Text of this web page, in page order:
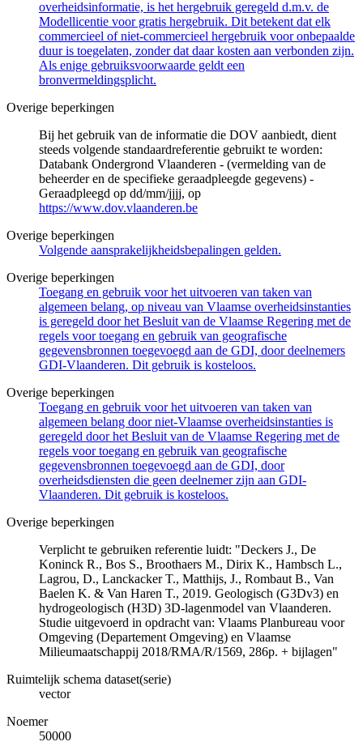
overheidsinformatie, is het hergebruik geregeld d.m.v. de
Modellicentie voor gratis hergebruik. Dit betekent dat elk
commercieel of niet-commercieel hergebruik voor onbepaalde
duur is toegelaten, zonder dat daar kosten aan verbonden zijn.
Als enige gebruiksvoorwaarde geldt een
bronvermeldingsplicht.
Overige beperkingen
Bij het gebruik van de informatie die DOV aanbiedt, dient
steeds volgende standaardreferentie gebruikt te worden:
Databank Ondergrond Vlaanderen - (vermelding van de
beheerder en de specifieke geraadpleegde gegevens) -
Geraadpleegd op dd/mm/jjjj, op
https://www.dov.vlaanderen.be
Overige beperkingen
Volgende aansprakelijkheidsbepalingen gelden.
Overige beperkingen
Toegang en gebruik voor het uitvoeren van taken van
algemeen belang, op niveau van Vlaamse overheidsinstanties
is geregeld door het Besluit van de Vlaamse Regering met de
regels voor toegang en gebruik van geografische
gegevensbronnen toegevoegd aan de GDI, door deelnemers
GDI-Vlaanderen. Dit gebruik is kosteloos.
Overige beperkingen
Toegang en gebruik voor het uitvoeren van taken van
algemeen belang door niet-Vlaamse overheidsinstanties is
geregeld door het Besluit van de Vlaamse Regering met de
regels voor toegang en gebruik van geografische
gegevensbronnen toegevoegd aan de GDI, door
overheidsdiensten die geen deelnemer zijn aan GDI-
Vlaanderen. Dit gebruik is kosteloos.
Overige beperkingen
Verplicht te gebruiken referentie luidt: "Deckers J., De
Koninck R., Bos S., Broothaers M., Dirix K., Hambsch L.,
Lagrou, D., Lanckacker T., Matthijs, J., Rombaut B., Van
Baelen K. & Van Haren T., 2019. Geologisch (G3Dv3) en
hydrogeologisch (H3D) 3D-lagenmodel van Vlaanderen.
Studie uitgevoerd in opdracht van: Vlaams Planbureau voor
Omgeving (Departement Omgeving) en Vlaamse
Milieumaatschappij 2018/RMA/R/1569, 286p. + bijlagen"
Ruimtelijk schema dataset(serie)
vector
Noemer
50000